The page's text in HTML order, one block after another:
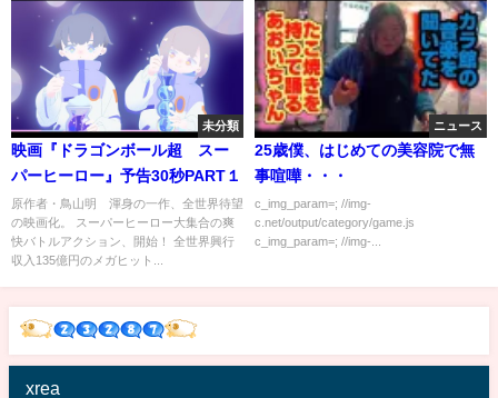
未分類
映画『ドラゴンボール超 スー
パーヒーロー』予告30秒PART１
原作者・鳥山明 渾身の一作、全世界待望
の映画化。 スーパーヒーロー大集合の爽
快バトルアクション、開始！ 全世界興行
収入135億円のメガヒット...
ニュース
25歳僕、はじめての美容院で無
事喧嘩・・・
c_img_param=; //img-
c.net/output/category/game.js
c_img_param=; //img-...
xrea